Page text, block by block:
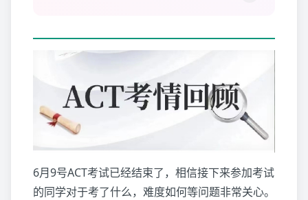
6月9号ACT考试已经结束了，相信接下来参加考试
的同学对于考了什么，难度如何等问题非常关心。